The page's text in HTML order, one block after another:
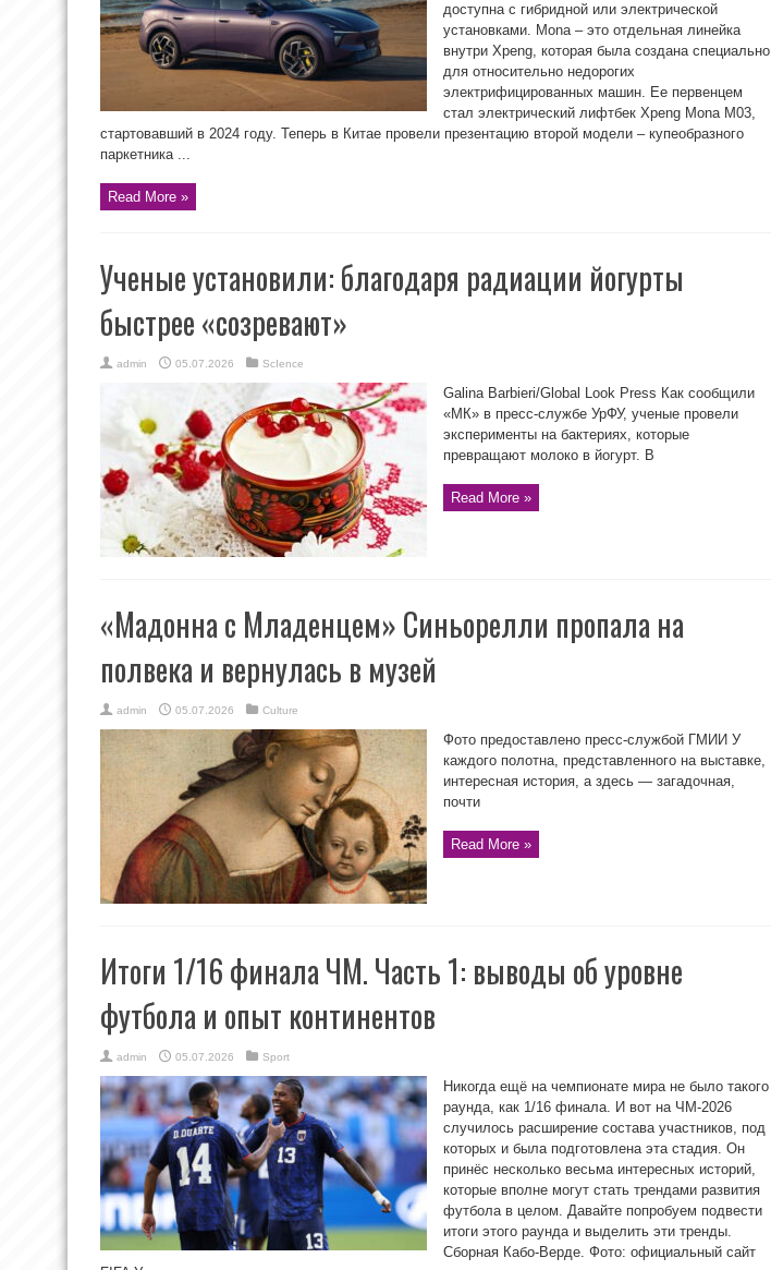
доступна с гибридной или электрической
установками. Mona – это отдельная линейка
внутри Xpeng, которая была создана специально
для относительно недорогих
электрифицированных машин. Ее первенцем
стал электрический лифтбек Xpeng Mona M03,
стартовавший в 2024 году. Теперь в Китае провели презентацию второй модели – купеобразного
паркетника ...
Read More »
Ученые установили: благодаря радиации йогурты
быстрее «созревают»
admin 05.07.2026 ScIence
Galina Barbieri/Global Look Press Как сообщили
«МК» в пресс-службе УрФУ, ученые провели
эксперименты на бактериях, которые
превращают молоко в йогурт. В
Read More »
«Мадонна с Младенцем» Синьорелли пропала на
полвека и вернулась в музей
admin 05.07.2026 Culture
Фото предоставлено пресс-службой ГМИИ У
каждого полотна, представленного на выставке,
интересная история, а здесь — загадочная,
почти
Read More »
Итоги 1/16 финала ЧМ. Часть 1: выводы об уровне
футбола и опыт континентов
admin 05.07.2026 Sport
Никогда ещё на чемпионате мира не было такого
раунда, как 1/16 финала. И вот на ЧМ-2026
случилось расширение состава участников, под
которых и была подготовлена эта стадия. Он
принёс несколько весьма интересных историй,
которые вполне могут стать трендами развития
футбола в целом. Давайте попробуем подвести
итоги этого раунда и выделить эти тренды.
Сборная Кабо-Верде. Фото: официальный сайт